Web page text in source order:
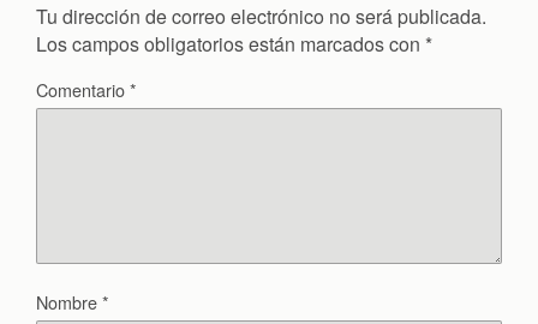
Tu dirección de correo electrónico no será publicada.
Los campos obligatorios están marcados con *
Comentario*
Nombre*